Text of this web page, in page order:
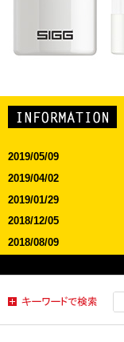
2019/05/09
2019/04/02
2019/01/29
2018/12/05
2018/08/09
2018/04/23
2018/03/22